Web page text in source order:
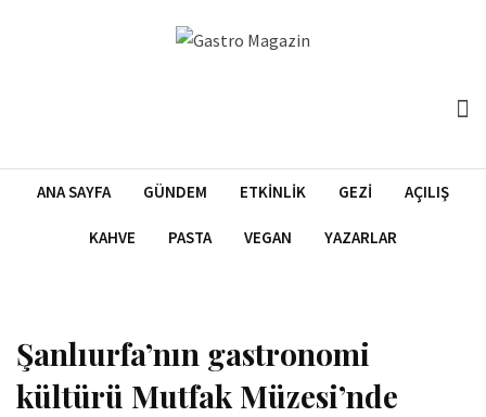
ANA SAYFA GÜNDEM ETKINLIK GEZI AÇILIŞ
KAHVE PASTA VEGAN YAZARLAR
Şanlıurfa’nın gastronomi
kültürü Mutfak Müzesi’nde